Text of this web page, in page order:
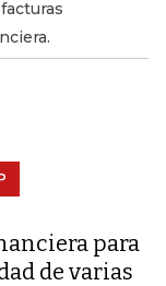
para
de varias